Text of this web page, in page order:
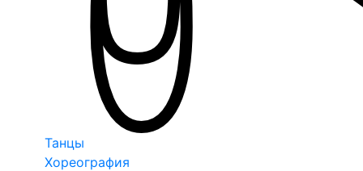
Танцы
Хореография